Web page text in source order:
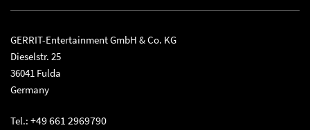
GERRIT-Entertainment GmbH & Co. KG
Dieselstr. 25
36041 Fulda
Germany
Tel.: +49 661 2969790